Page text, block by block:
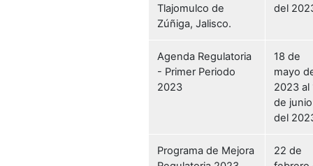
Tlajomulco de
Zúñiga, Jalisco.
del
Agenda Regulatoria
- Primer Periodo
2023
18 de
mayo
2023 al
de junio
del
Programa de Mejora
22 de